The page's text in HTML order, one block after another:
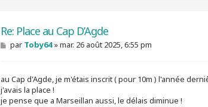
Re: Place au Cap D’Agde
M
e
a
g
e
par Toby64»mar. 26 août 2025, 6:55 pm
au Cap d'Agde, je m'étais inscrit ( pour 10m ) l'année
j'avais la place !
je pense que a Marseillan aussi, le délais diminue !